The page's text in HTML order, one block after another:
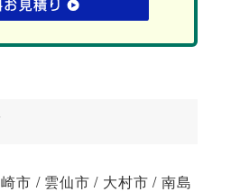
市 / 雲仙市 / 大村市 / 南島